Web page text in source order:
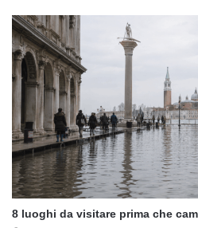
8 luoghi da visitare prima che